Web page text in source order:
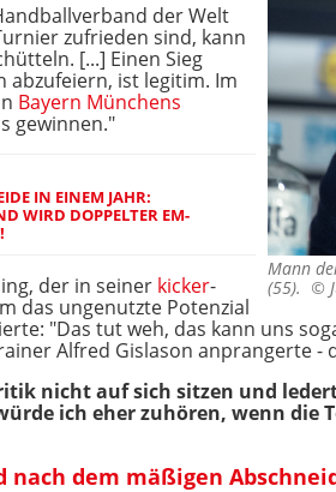
Mann
(55). ©
der Welt
zufrieden sind, kann
[...] Einen Sieg
abzufeiern, ist legitim. Im
Bayern Münchens
gewinnen."
IN EINEM JAHR:
WIRD DOPPELTER EM-
der in seiner kicker-
das ungenutzte Potenzial
"Das tut weh, das kann uns
Alfred Gislason anprangerte -
nicht auf sich sitzen und
ich eher zuhören, wenn die
nach dem mäßigen